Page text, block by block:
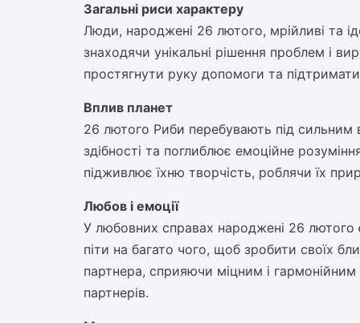
Загальні риси характеру
Люди, народжені 26 лютого, мрійливі та
знаходячи унікальні рішення проблем і
простягнути руку допомоги та
Вплив планет
26 лютого Риби перебувають під сильним
здібності та поглиблює емоційне
підживлює їхню творчість, роблячи їх
Любов і емоції
У любовних справах народжені 26 лютого
піти на багато чого, щоб зробити своїх
партнера, сприяючи міцним і гармонійним
партнерів.